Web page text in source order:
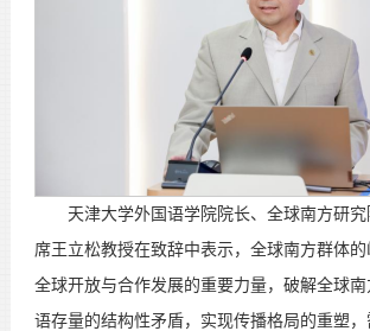
天津大学外国语学院院长、全球南方研
席王立松教授在致辞中表示，全球南方群体
全球开放与合作发展的重要力量，破解全球
语存量的结构性矛盾，实现传播格局的重塑